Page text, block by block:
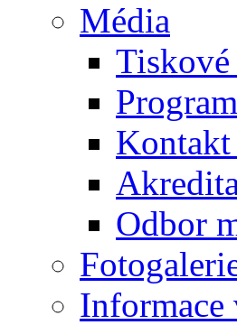
Média
Program
Odbor
Informace